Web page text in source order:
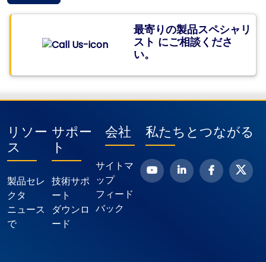
最寄りの製品スペシャリ
スト にご相談くださ
い。
リソー
ス
製品セレ
クタ
ニュース
で
サポー
ト
技術サポ
ート
ダウンロ
ード
会社
サイトマ
ップ
フィード
バック
私たちとつながる